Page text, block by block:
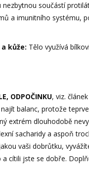
nezbytnou součástí
a imunitního systému,
kůže: Tělo využívá
ODPOČINKU, viz. článek
balanc, protože
extrém dlouhodobě
sacharidy a aspoň
vaši dobrůtku,
cítili jste se dobře.